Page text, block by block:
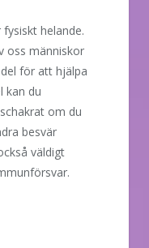
helande.
oss människor
för att hjälpa
kan du
om du
besvär
väldigt